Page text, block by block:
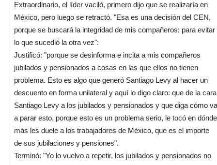
Extraordinario, el líder vaciló, primero dijo que se realizaría en
México, pero luego se retractó. "Esa es una decisión del CEN,
porque se buscará la integridad de mis compañeros; para evitar
lo que sucedió la otra vez":
Justificó: "porque se desinforma e incita a mis compañeros
jubilados y pensionados a cosas en las que ellos no tienen
problema. Esto es algo que generó Santiago Levy al hacer un
descuento en forma unilateral y aquí lo digo claro: que de la cara
Santiago Levy a los jubilados y pensionados y que diga cómo va
a parar esto, porque esto es un problema serio, le tocó en dónde
más les duele a los trabajadores de México, que es el importe
de sus jubilaciones y pensiones".
Terminó: "Yo lo vuelvo a repetir, los jubilados y pensionados no